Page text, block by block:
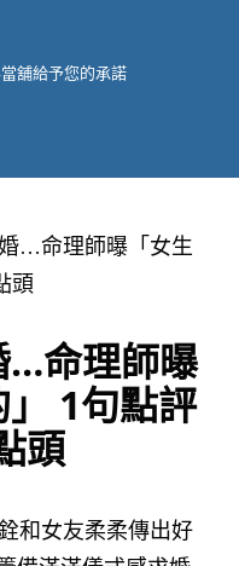
舖給予您的承諾
…命理師曝「女生
頭
…命理師曝
」 1句點評
頭
和女友柔柔傳出好